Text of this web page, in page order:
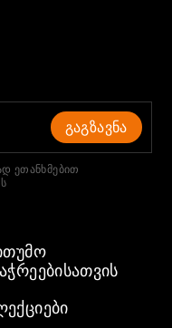
ᲒᲐᲒᲖᲐᲕᲜᲐ
ეთანხმებით